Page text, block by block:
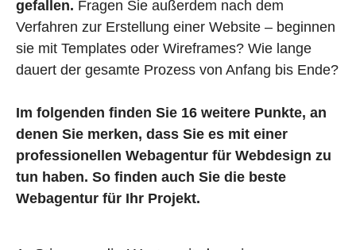
gefallen. Fragen Sie außerdem nach dem
Verfahren zur Erstellung einer Website – beginnen
sie mit Templates oder Wireframes? Wie lange
dauert der gesamte Prozess von Anfang bis Ende?
Im folgenden finden Sie 16 weitere Punkte, an
denen Sie merken, dass Sie es mit einer
professionellen Webagentur für Webdesign zu
tun haben. So finden auch Sie die beste
Webagentur für Ihr Projekt.